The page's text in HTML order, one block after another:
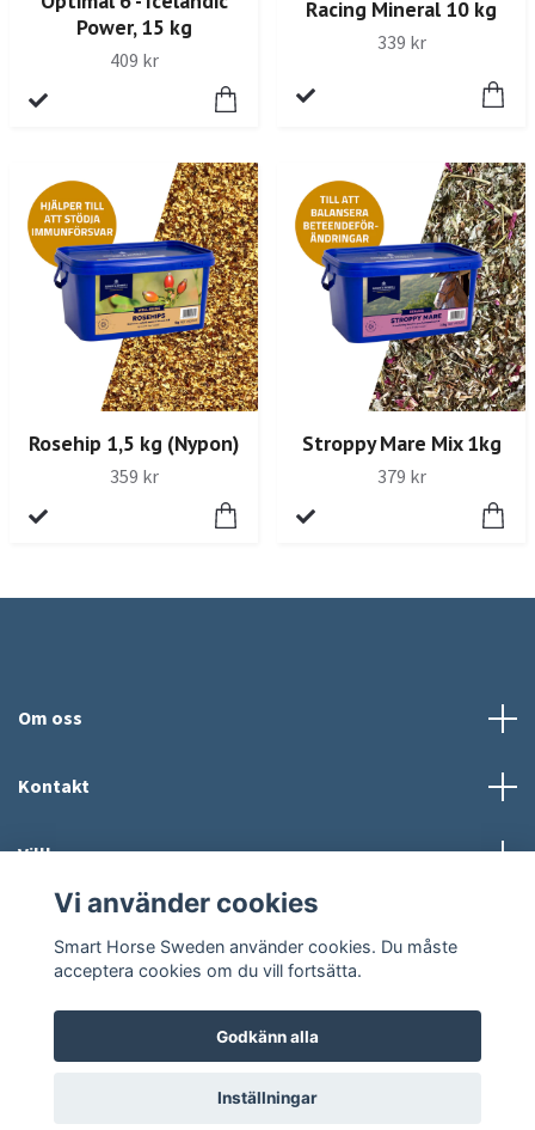
Power, 15 kg
409 kr
Racing Mineral 10 kg
339 kr
Rosehip 1,5 kg (Nypon)
359 kr
Stroppy Mare Mix 1kg
379 kr
Om oss
Kontakt
Villkor
© 2026 Smart Horse Sweden Powered by Quickbutik
Vi använder cookies
Smart Horse Sweden använder cookies. Du måste
acceptera cookies om du vill fortsätta.
Godkänn alla
Inställningar